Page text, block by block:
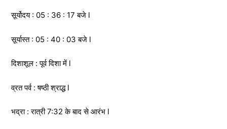
सूर्योदय : 05 : 36 : 17 बजे l
सूर्यास्त : 05 : 40 : 03 बजे l
दिशाशूल : पूर्व दिशा में l
व्रत पर्व : षष्ठी श्राद्ध l
भद्रा : रात्री 7:32 के बाद से आरंभ l